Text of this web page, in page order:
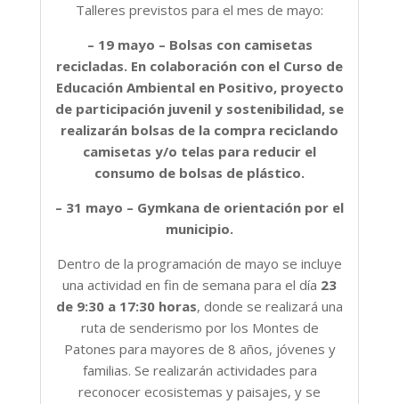
Talleres previstos para el mes de mayo:
– 19 mayo – Bolsas con camisetas
recicladas. En colaboración con el Curso de
Educación Ambiental en Positivo, proyecto
de participación juvenil y sostenibilidad, se
realizarán bolsas de la compra reciclando
camisetas y/o telas para reducir el
consumo de bolsas de plástico.
– 31 mayo – Gymkana de orientación por el
municipio.
Dentro de la programación de mayo se incluye
una actividad en fin de semana para el día 23
de 9:30 a 17:30 horas, donde se realizará una
ruta de senderismo por los Montes de
Patones para mayores de 8 años, jóvenes y
familias. Se realizarán actividades para
reconocer ecosistemas y paisajes, y se